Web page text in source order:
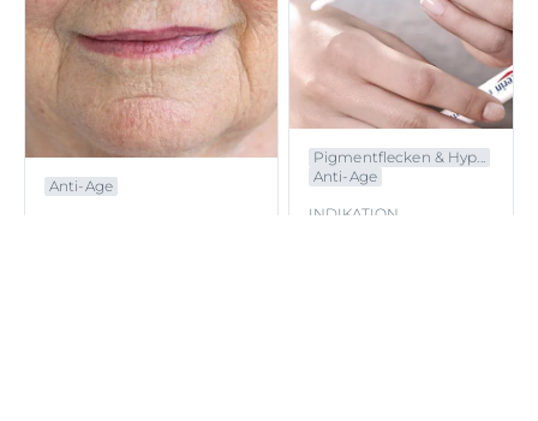
Anti-Age
Pigmentflecken & Hyp...
Anti-Age
INDIKATION